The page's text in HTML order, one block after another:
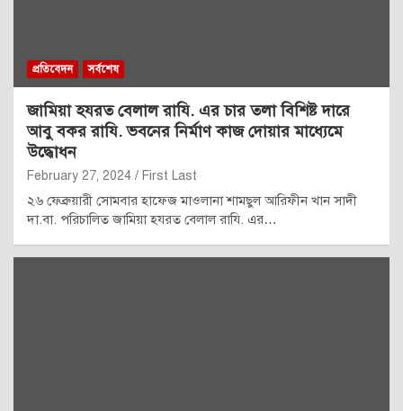
প্রতিবেদন সর্বশেষ
জামিয়া হযরত বেলাল রাযি. এর চার তলা বিশিষ্ট দারে
আবু বকর রাযি. ভবনের নির্মাণ কাজ দোয়ার মাধ্যেমে
উদ্ধোধন
February 27, 2024 First Last
২৬ ফেব্রুয়ারী সোমবার হাফেজ মাওলানা শামছুল আরিফীন খান সাদী
দা.বা. পরিচালিত জামিয়া হযরত বেলাল রাযি. এর…